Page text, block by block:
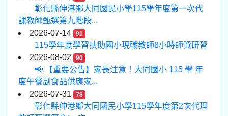
彰化縣伸港鄉大同國民小學115學年度第一次代
課教師甄選第九階段...
2026-07-14
91
115學年度學習扶助國小現職教師8小時師資研習
2026-08-02
90
📢 【重要公告】家長注意！大同國小 115 學 年
度午餐副食品供應家...
2026-07-31
78
彰化縣伸港鄉大同國民小學115學年度第2次代理